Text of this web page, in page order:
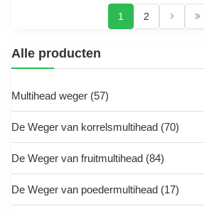
1 2
Alle producten
Multihead weger (57)
De Weger van korrelsmultihead (70)
De Weger van fruitmultihead (84)
De Weger van poedermultihead (17)